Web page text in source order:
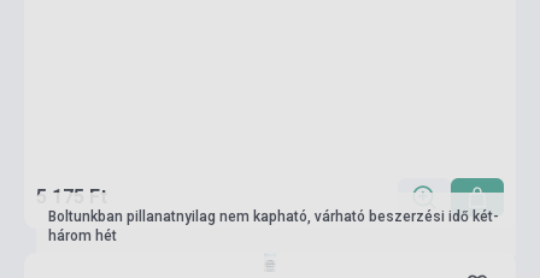
5 175 Ft
Boltunkban pillanatnyilag nem kapható, várható beszerzési idő két-
három hét